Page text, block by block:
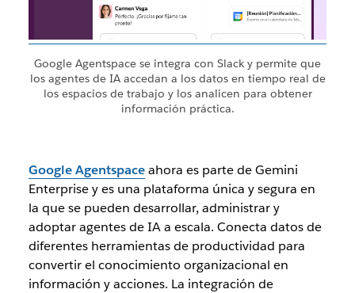
Google Agentspace se integra con Slack y permite que
los agentes de IA accedan a los datos en tiempo real de
los espacios de trabajo y los analicen para obtener
información práctica.
Google Agentspaceahora es parte de Gemini
Enterprise y es una plataforma única y segura en
la que se pueden desarrollar, administrar y
adoptar agentes de IA a escala. Conecta datos de
diferentes herramientas de productividad para
convertir el conocimiento organizacional en
información y acciones. La integración de